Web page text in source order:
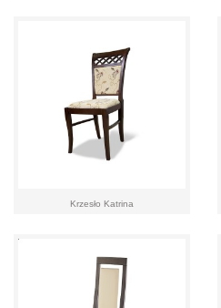
Krzesło Katrina